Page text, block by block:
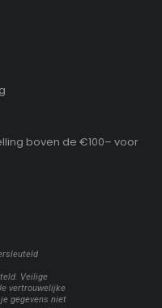
boven de €100– voor
Veilige
vertrouwelijke
gegevens niet